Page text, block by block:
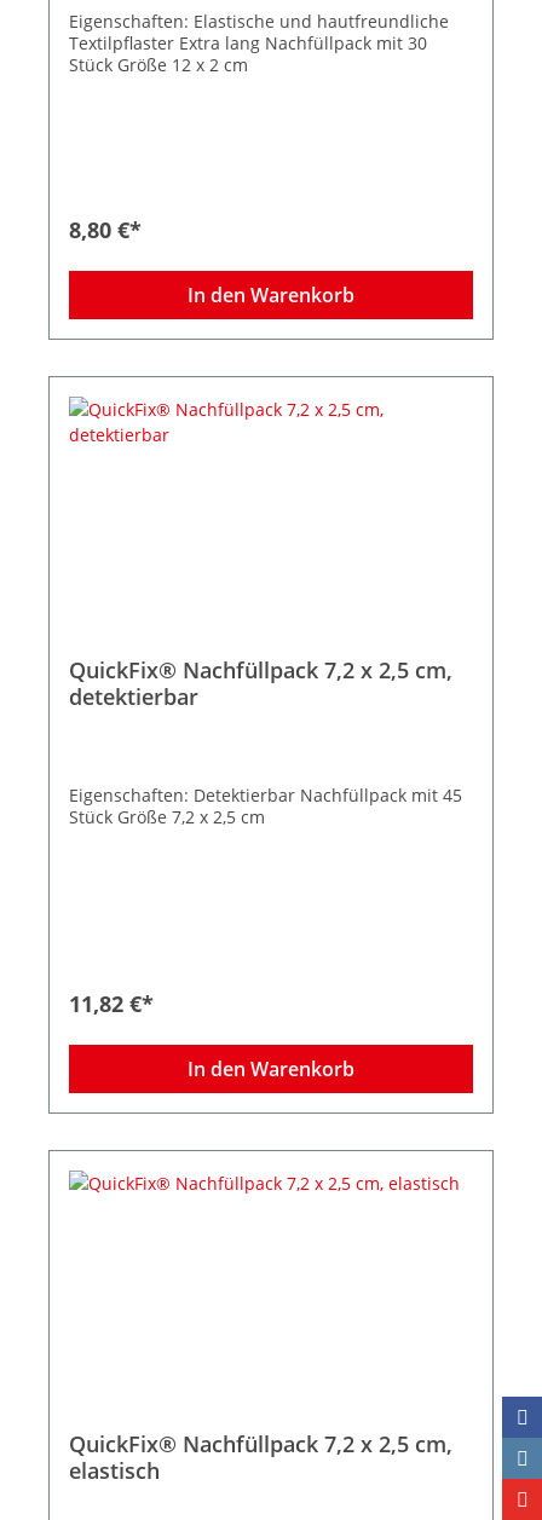
Eigenschaften: Elastische und hautfreundliche
Textilpflaster Extra lang Nachfüllpack mit 30
Stück Größe 12 x 2 cm
8,80 €*
In den Warenkorb
QuickFix® Nachfüllpack 7,2 x 2,5 cm,
detektierbar
Eigenschaften: Detektierbar Nachfüllpack mit 45
Stück Größe 7,2 x 2,5 cm
11,82 €*
In den Warenkorb
QuickFix® Nachfüllpack 7,2 x 2,5 cm,
elastisch